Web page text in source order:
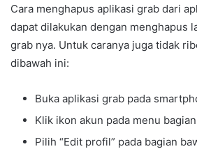
Cara menghapus aplikasi grab dari
dapat dilakukan dengan menghapus
grab nya. Untuk caranya juga tidak
dibawah ini:
Buka aplikasi grab pada
Klik ikon akun pada menu
Pilih “Edit profil” pada bagian